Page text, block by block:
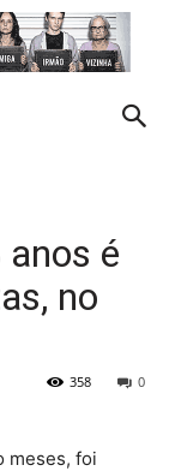
é
no
0
358
meses, foi